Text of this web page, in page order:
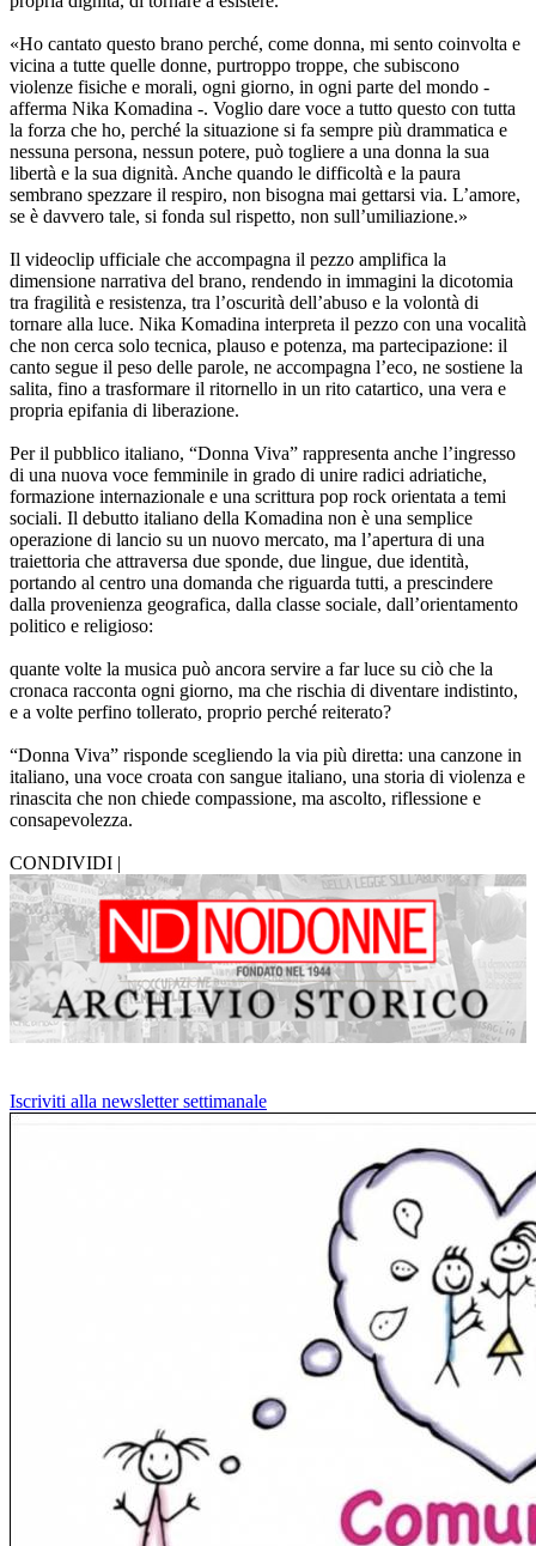
«Ho cantato questo brano perché, come donna, mi sento coinvolta e
vicina a tutte quelle donne, purtroppo troppe, che subiscono
violenze fisiche e morali, ogni giorno, in ogni parte del mondo -
afferma Nika Komadina -. Voglio dare voce a tutto questo con tutta
la forza che ho, perché la situazione si fa sempre più drammatica e
nessuna persona, nessun potere, può togliere a una donna la sua
libertà e la sua dignità. Anche quando le difficoltà e la paura
sembrano spezzare il respiro, non bisogna mai gettarsi via. L’amore,
se è davvero tale, si fonda sul rispetto, non sull’umiliazione.»
Il videoclip ufficiale che accompagna il pezzo amplifica la
dimensione narrativa del brano, rendendo in immagini la dicotomia
tra fragilità e resistenza, tra l’oscurità dell’abuso e la volontà di
tornare alla luce. Nika Komadina interpreta il pezzo con una vocalità
che non cerca solo tecnica, plauso e potenza, ma partecipazione: il
canto segue il peso delle parole, ne accompagna l’eco, ne sostiene la
salita, fino a trasformare il ritornello in un rito catartico, una vera e
propria epifania di liberazione.
Per il pubblico italiano, “Donna Viva” rappresenta anche l’ingresso
di una nuova voce femminile in grado di unire radici adriatiche,
formazione internazionale e una scrittura pop rock orientata a temi
sociali. Il debutto italiano della Komadina non è una semplice
operazione di lancio su un nuovo mercato, ma l’apertura di una
traiettoria che attraversa due sponde, due lingue, due identità,
portando al centro una domanda che riguarda tutti, a prescindere
dalla provenienza geografica, dalla classe sociale, dall’orientamento
politico e religioso:
quante volte la musica può ancora servire a far luce su ciò che la
cronaca racconta ogni giorno, ma che rischia di diventare indistinto,
e a volte perfino tollerato, proprio perché reiterato?
“Donna Viva” risponde scegliendo la via più diretta: una canzone in
italiano, una voce croata con sangue italiano, una storia di violenza e
rinascita che non chiede compassione, ma ascolto, riflessione e
consapevolezza.
CONDIVIDI |
Iscriviti alla newsletter settimanale